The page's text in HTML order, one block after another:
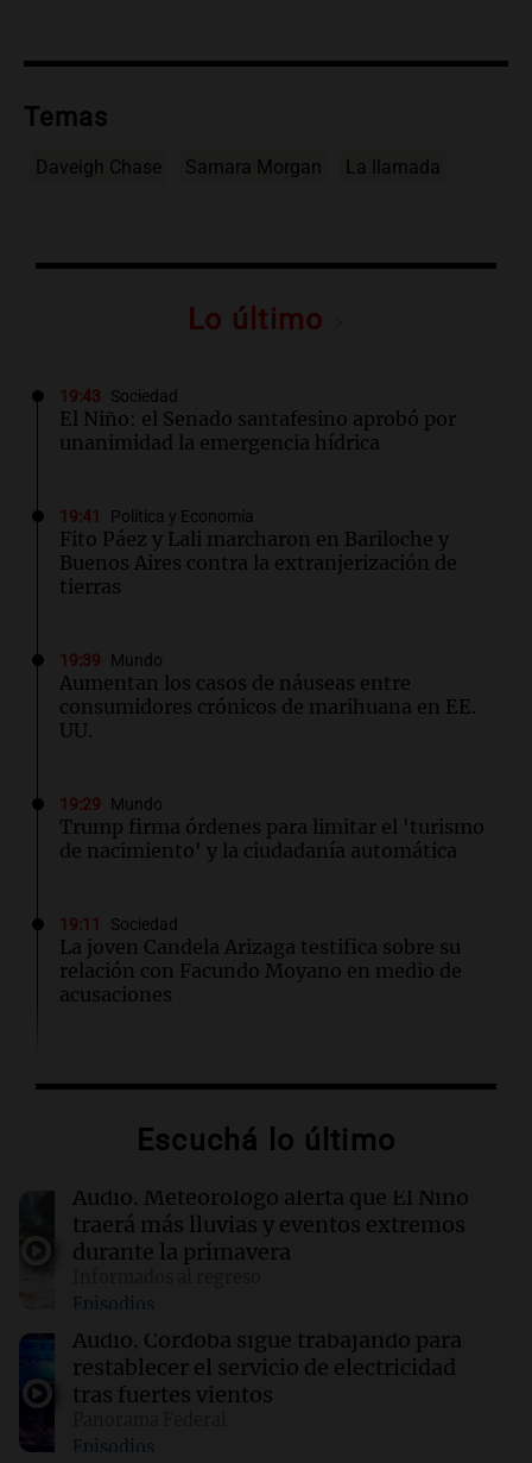
Temas
Daveigh Chase Samara Morgan La llamada
Lo último
19:43 Sociedad
El Niño: el Senado santafesino aprobó por
unanimidad la emergencia hídrica
19:41 Política y Economía
Fito Páez y Lali marcharon en Bariloche y
Buenos Aires contra la extranjerización de
tierras
19:39 Mundo
Aumentan los casos de náuseas entre
consumidores crónicos de marihuana en EE.
UU.
19:29 Mundo
Trump firma órdenes para limitar el 'turismo
de nacimiento' y la ciudadanía automática
19:11 Sociedad
La joven Candela Arizaga testifica sobre su
relación con Facundo Moyano en medio de
acusaciones
Finalizan las lluvias en el AMBA: frío extremo
19:08 Política y Economía
Industriales santafesinos cruzaron a Caputo:
"No resuelve problemas productivos"
19:05 Sociedad
La defensa de Facundo Moyano solicita
levantar las restricciones impuestas en su
caso
19:03 Mundo
Escuchá lo último
Audio. Meteorólogo alerta que El Niño
traerá más lluvias y eventos extremos
durante la primavera
Episodios
Audio. Córdoba sigue trabajando para
restablecer el servicio de electricidad
tras fuertes vientos
Episodios